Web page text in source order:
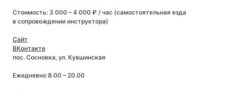
Стоимость: 3 000 – 4 000 ₽ / час (самостоятельная езда
в сопровождении инструктора)
Сайт
ВКонтакте
пос. Сосновка, ул. Кувшинская
Ежедневно 8.00 – 20.00